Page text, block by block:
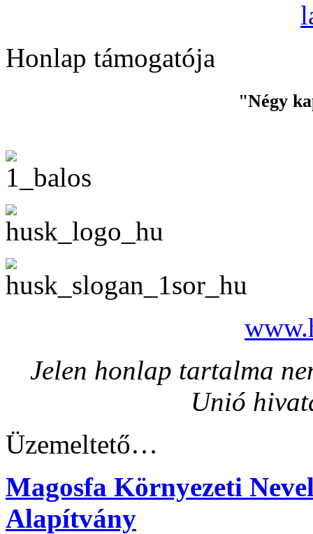
Honlap támogatója
"Négy
Jelen honlap tartalma
Unió
Üzemeltető…
Magosfa Környezeti
Alapítvány